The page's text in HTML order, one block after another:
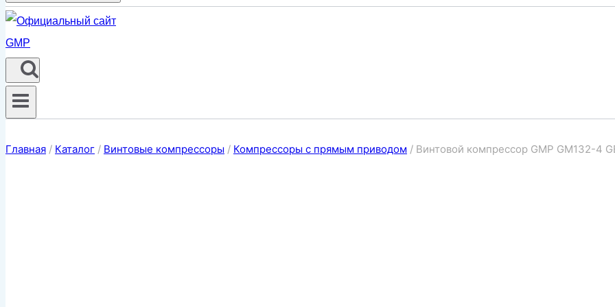
Главная / Каталог / Винтовые компрессоры / Компрессоры с прямым приводом / Винтовой компрессор GMP GM132-4